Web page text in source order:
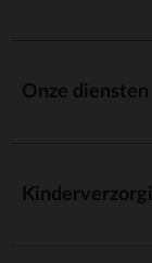
Onze diensten